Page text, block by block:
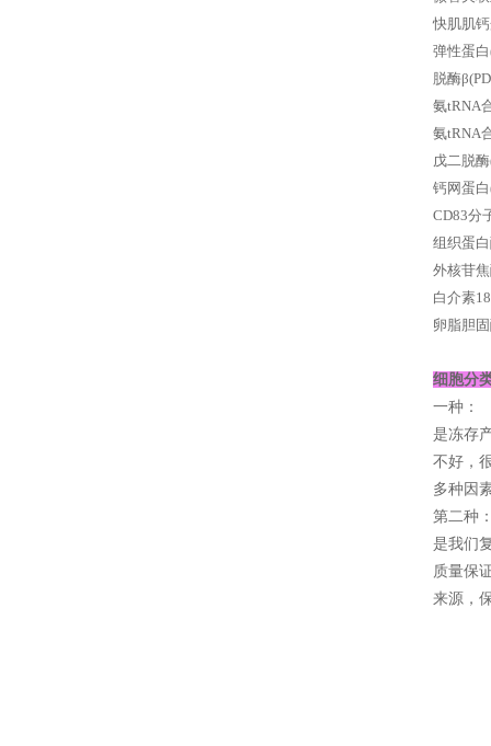
快肌肌
弹性蛋
脱酶
氨tRNA
氨tRNA
戊二脱
钙网蛋
CD83分
组织蛋
外核苷
白介素
卵脂胆
细胞分
一种：
是冻存
不好，
多种因
第二种
是我们
质量保
来源，